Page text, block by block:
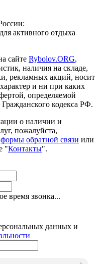
активного отдыха
сайте Rybolov.ORG,
наличия на складе,
рекламных акций, носит
и ни при каких
определяемой
кодекса РФ.
о наличии и
пожалуйста,
формы обратной связи или
"Контакты".
время звонка...
данных и